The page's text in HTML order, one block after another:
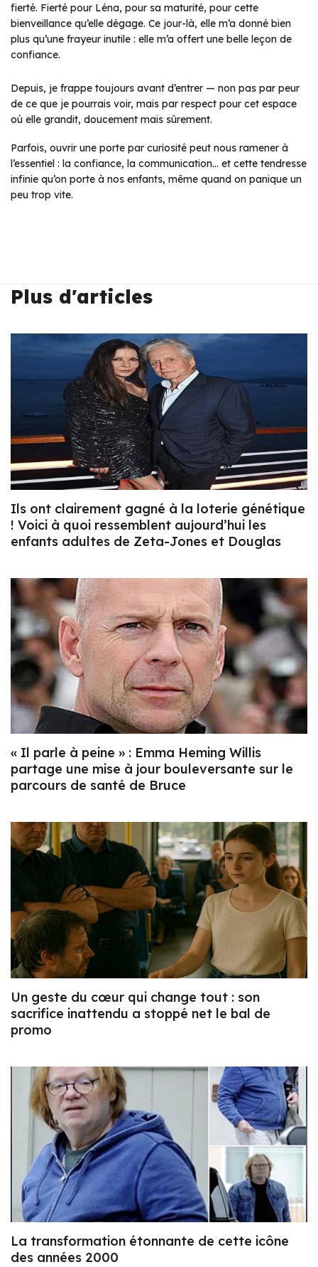
fierté. Fierté pour Léna, pour sa maturité, pour cette
bienveillance qu’elle dégage. Ce jour-là, elle m’a donné bien
plus qu’une frayeur inutile : elle m’a offert une belle leçon de
confiance.
Depuis, je frappe toujours avant d’entrer — non pas par peur
de ce que je pourrais voir, mais par respect pour cet espace
où elle grandit, doucement mais sûrement.
Parfois, ouvrir une porte par curiosité peut nous ramener à
l’essentiel : la confiance, la communication… et cette tendresse
infinie qu’on porte à nos enfants, même quand on panique un
peu trop vite.
Plus d'articles
Ils ont clairement gagné à la loterie génétique
! Voici à quoi ressemblent aujourd’hui les
enfants adultes de Zeta-Jones et Douglas
« Il parle à peine » : Emma Heming Willis
partage une mise à jour bouleversante sur le
parcours de santé de Bruce
Un geste du cœur qui change tout : son
sacrifice inattendu a stoppé net le bal de
promo
La transformation étonnante de cette icône
des années 2000